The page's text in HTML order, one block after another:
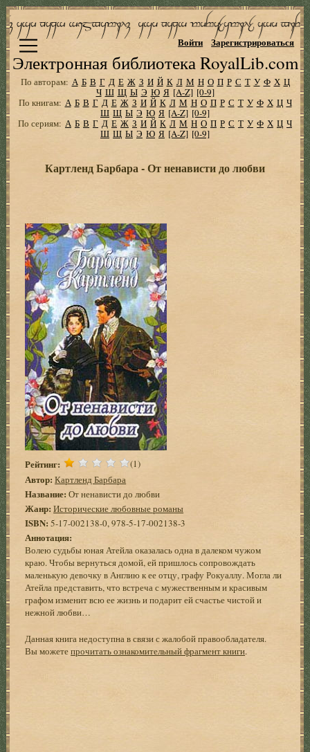
Электронная библиотека RoyalLib.com
Войти Зарегистрироваться
По авторам: А Б В Г Д Е Ж З И Й К Л М Н О П Р С Т У Ф Х Ц
Ч Ш Щ Ы Э Ю Я [A-Z] [0-9]
По книгам: А Б В Г Д Е Ж З И Й К Л М Н О П Р С Т У Ф Х Ц Ч
Ш Щ Ы Э Ю Я [A-Z] [0-9]
По сериям: А Б В Г Д Е Ж З И Й К Л М Н О П Р С Т У Ф Х Ц Ч
Ш Щ Ы Э Ю Я [A-Z] [0-9]
Картленд Барбара - От ненависти до любви
Рейтинг: (1)
Автор: Картленд Барбара
Название: От ненависти до любви
Жанр: Исторические любовные романы
ISBN: 5-17-002138-0, 978-5-17-002138-3
Аннотация:
Волею судьбы юная Атейла оказалась одна в далеком чужом
краю. Чтобы вернуться домой, ей пришлось сопровождать
маленькую девочку в Англию к ее отцу, графу Рокуаллу. Могла ли
Атейла представить, что встреча с мужественным и красивым
графом изменит всю ее жизнь и подарит ей счастье чистой и
нежной любви…
Данная книга недоступна в связи с жалобой правообладателя.
Вы можетепрочитать ознакомительный фрагмент книги.